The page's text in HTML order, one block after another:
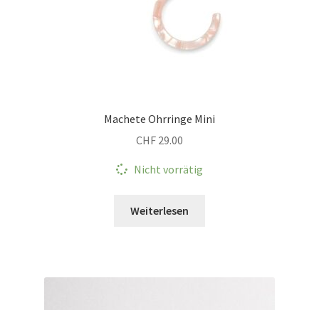
Machete Ohrringe Mini
CHF 29.00
Nicht vorrätig
Weiterlesen